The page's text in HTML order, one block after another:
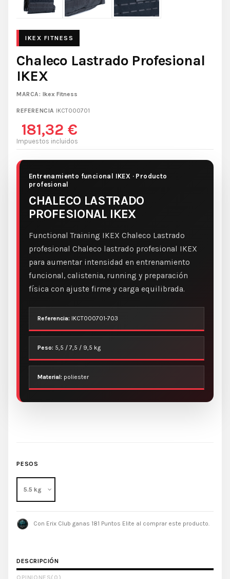
Chaleco Lastrado Profesional
IKEX
MARCA: Ikex Fitness
REFERENCIA IKCT000701
181,32 €
Impuestos incluidos
Entrenamiento funcional IKEX · Producto
profesional
CHALECO LASTRADO
PROFESIONAL IKEX
Functional Training IKEX Chaleco Lastrado
profesional Chaleco lastrado profesional IKEX
para aumentar intensidad en entrenamiento
funcional, calistenia, running y preparación
física con ajuste firme y carga equilibrada.
Referencia: IKCT000701-703
Peso: 5,5 / 7,5 / 9,5 kg
Material: poliester
PESOS
Con Erix Club ganas 181 Puntos Elite al comprar este producto.
DESCRIPCIÓN